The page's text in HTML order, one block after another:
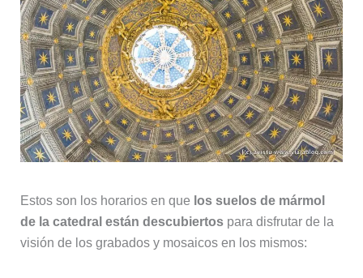
Estos son los horarios en que los suelos de mármol
de la catedral están descubiertospara disfrutar de la
visión de los grabados y mosaicos en los mismos: